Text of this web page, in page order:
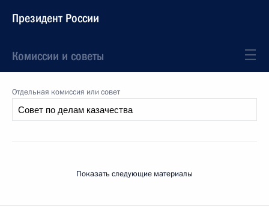
Президент России
Комиссии и советы
Отдельная комиссия или совет
Показать следующие материалы